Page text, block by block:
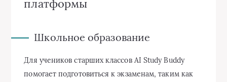
платформы
Школьное образование
Для учеников старших классов AI Study Buddy
помогает подготовиться к экзаменам, таким как